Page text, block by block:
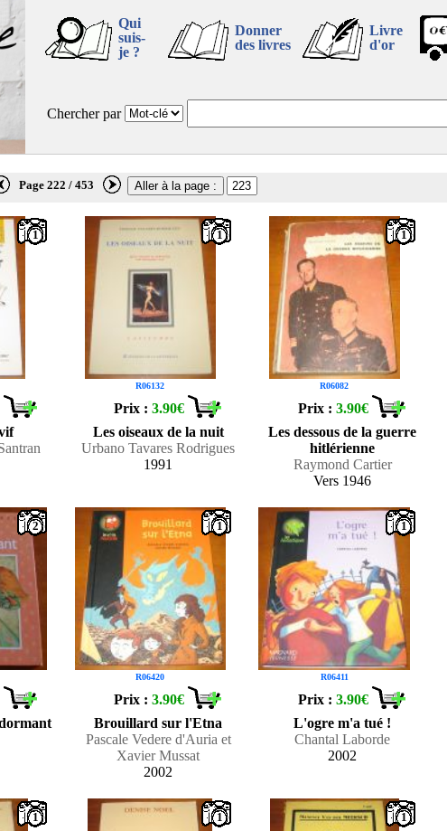
Qui
suis-
je ?
Donner
des livres
Livre
d'or
Chercher par
Page 222 / 453
1
R06132
1
Prix :3.90€
Les oiseaux de la nuit
Urbano Tavares Rodrigues
1991
R06082
1
Prix :3.90€
Les dessous de la guerre
hitlérienne
Raymond Cartier
Vers 1946
2
R06420
1
Prix :3.90€
Brouillard sur l'Etna
Pascale Vedere d'Auria et
Xavier Mussat
2002
R06411
1
Prix :3.90€
L'ogre m'a tué !
Chantal Laborde
2002
1 1 1